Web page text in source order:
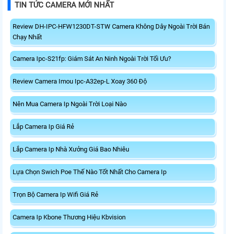
TIN TỨC CAMERA MỚI NHẤT
Review DH-IPC-HFW1230DT-STW Camera Không Dây Ngoài Trời Bán
Chạy Nhất
Camera Ipc-S21fp: Giám Sát An Ninh Ngoài Trời Tối Ưu?
Review Camera Imou Ipc-A32ep-L Xoay 360 Độ
Nên Mua Camera Ip Ngoài Trời Loại Nào
Lắp Camera Ip Giá Rẻ
Lắp Camera Ip Nhà Xưởng Giá Bao Nhiêu
Lựa Chọn Swich Poe Thế Nào Tốt Nhất Cho Camera Ip
Trọn Bộ Camera Ip Wifi Giá Rẻ
Camera Ip Kbone Thương Hiệu Kbvision